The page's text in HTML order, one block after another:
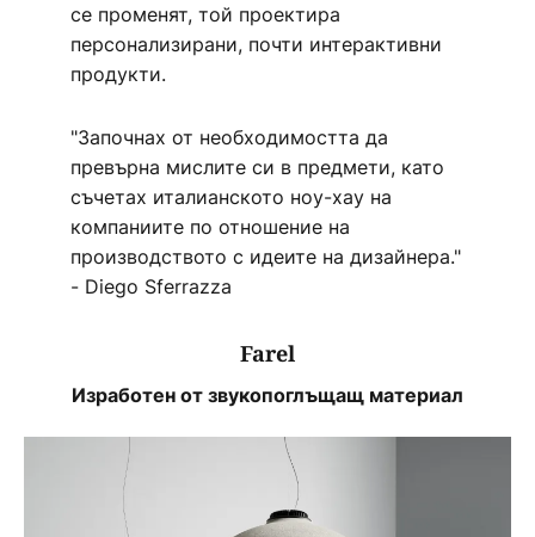
се променят, той проектира
персонализирани, почти интерактивни
продукти.
"Започнах от необходимостта да
превърна мислите си в предмети, като
съчетах италианското ноу-хау на
компаниите по отношение на
производството с идеите на дизайнера."
- Diego Sferrazza
Farel
Изработен от звукопоглъщащ материал